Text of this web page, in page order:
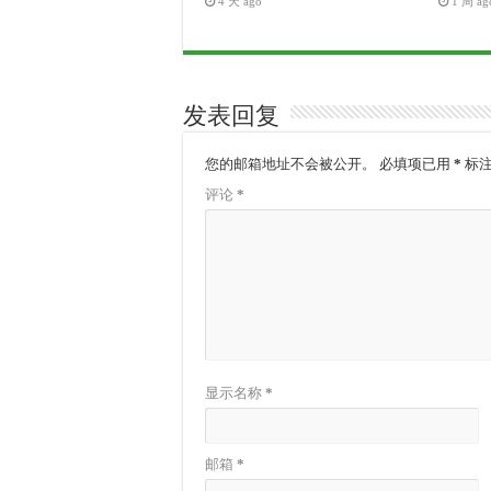
发表回复
您的邮箱地址不会被公开。 必填项已用 * 标注
评论 *
显示名称 *
邮箱 *